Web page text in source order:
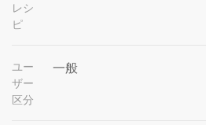
レシ
ピ
ユー
ザー
区分
一般